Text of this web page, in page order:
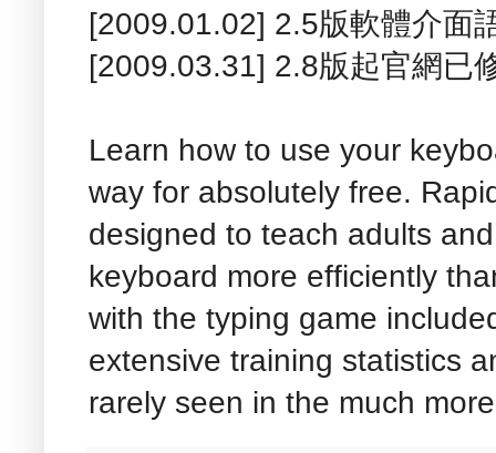
[2009.01.02] 2.5版軟體介面
[2009.03.31] 2.8版起官網已
Learn how to use your
way for absolutely free.
designed to teach adults
keyboard more efficiently
with the typing game
extensive training statistics
rarely seen in the much